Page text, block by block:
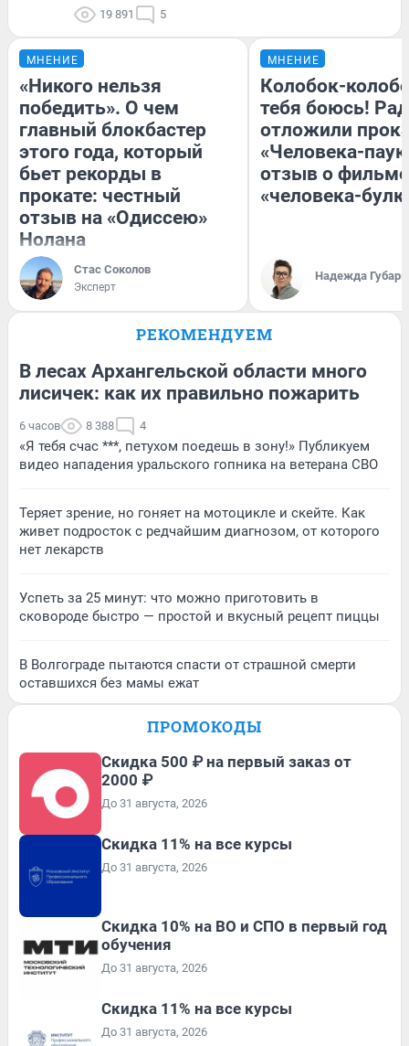
19 891 5
МНЕНИЕ
«Никого нельзя
победить». О чем
главный блокбастер
этого года, который
бьет рекорды в
прокате: честный
отзыв на «Одиссею»
Нолана
Стас Соколов
Эксперт
МНЕНИЕ
Колобок-
тебя боюсь!
отложили
«Человека-
отзыв о
«человека-
Надежда Губарь
РЕКОМЕНДУЕМ
В лесах Архангельской области много
лисичек: как их правильно пожарить
6 часов 8 388 4
«Я тебя счас ***, петухом поедешь в зону!» Публикуем
видео нападения уральского гопника на ветерана СВО
Теряет зрение, но гоняет на мотоцикле и скейте. Как
живет подросток с редчайшим диагнозом, от которого
нет лекарств
Успеть за 25 минут: что можно приготовить в
сковороде быстро — простой и вкусный рецепт пиццы
В Волгограде пытаются спасти от страшной смерти
оставшихся без мамы ежат
ПРОМОКОДЫ
Скидка 500 ₽ на первый заказ от
2000 ₽
До 31 августа, 2026
Скидка 11% на все курсы
До 31 августа, 2026
Скидка 10% на ВО и СПО в первый год
обучения
До 31 августа, 2026
Скидка 11% на все курсы
До 31 августа, 2026